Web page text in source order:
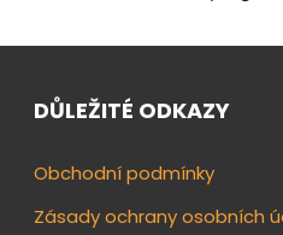
DŮLEŽITÉ ODKAZY
Obchodní podmínky
Zásady ochrany osobních